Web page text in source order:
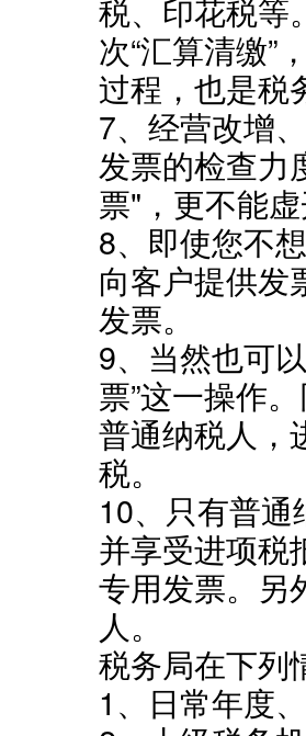
税、印花税等
次“汇算清缴”
过程，也是税
7、经营改增
发票的检查力
票"，更不能
8、即使您不
向客户提供发
发票。
9、当然也可
票”这一操作
普通纳税人，
税。
10、只有普
并享受进项税
专用发票。另
人。
税务局在下列
1、日常年度